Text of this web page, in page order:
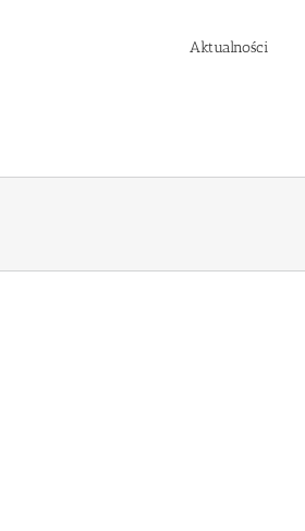
Aktualności